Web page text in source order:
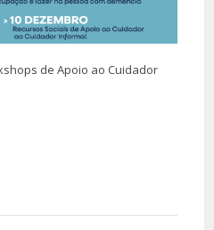
de Apoio ao Cuidador